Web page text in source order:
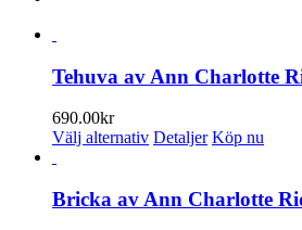
Tehuva av Ann Charlotte
690.00kr
Välj alternativ Den
har
flera
Detaljer Köp nu
Bricka av Ann Charlotte